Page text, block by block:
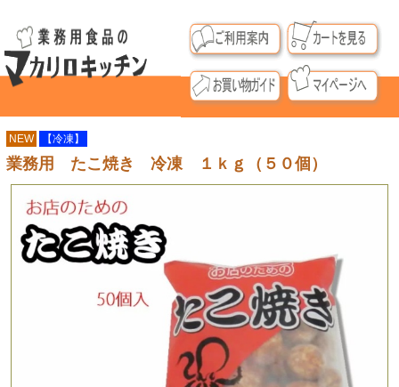
NEW 【冷凍】
業務用 たこ焼き 冷凍 １ｋｇ（５０個）